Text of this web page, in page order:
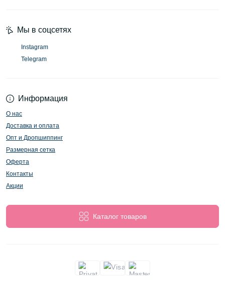
Информация
О нас
Доставка и оплата
Опт и Дропшиппинг
Размерная сетка
Оферта
Контакты
Акции
Каталог товаров
Мы в соцсетях
Instagram
Telegram